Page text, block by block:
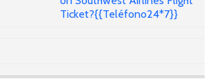
Ticket?{{Teléfono24*7}}